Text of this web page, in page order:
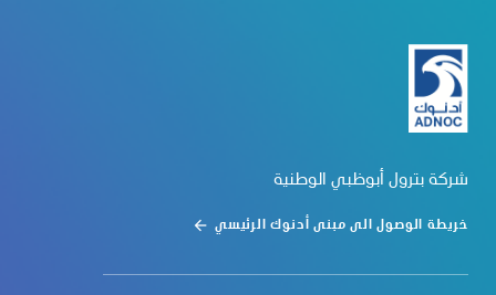
شركة بترول أبوظبي الوطنية
خريطة الوصول الى مبنى أدنوك الرئيسي